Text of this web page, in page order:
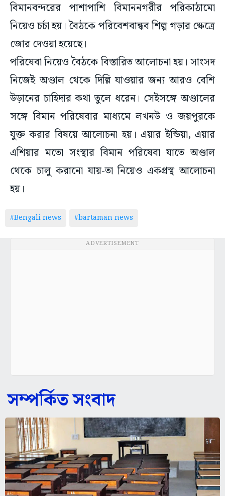
বিমানবন্দরের পাশাপাশি বিমাননগরীর পরিকাঠামো
নিয়েও চর্চা হয়। বৈঠকে পরিবেশবান্ধব শিল্প গড়ার ক্ষেত্রে
জোর দেওয়া হয়েছে।
পরিষেবা নিয়েও বৈঠকে বিস্তারিত আলোচনা হয়। সাংসদ
নিজেই অণ্ডাল থেকে দিল্লি যাওয়ার জন্য আরও বেশি
উড়ানের চাহিদার কথা তুলে ধরেন। সেইসঙ্গে অণ্ডালের
সঙ্গে বিমান পরিষেবার মাধ্যমে লখনউ ও জয়পুরকে
যুক্ত করার বিষয়ে আলোচনা হয়। এয়ার ইন্ডিয়া, এয়ার
এশিয়ার মতো সংস্থার বিমান পরিষেবা যাতে অণ্ডাল
থেকে চালু করানো যায়-তা নিয়েও একপ্রস্থ আলোচনা
হয়।
#Bengali news #bartaman news
ADVERTISEMENT
সম্পর্কিত সংবাদ